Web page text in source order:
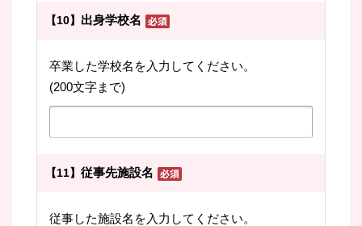
【10】 出身学校名
卒業した学校名を入力してください。
(200文字まで)
【11】 従事先施設名
従事した施設名を入力してください。